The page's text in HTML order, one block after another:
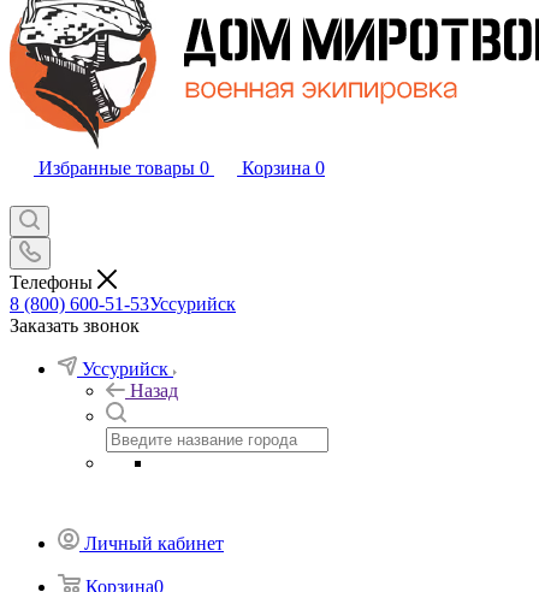
Избранные товары 0 Корзина 0
Телефоны
8 (800) 600-51-53Уссурийск
Заказать звонок
Уссурийск
Назад
Личный кабинет
Корзина0